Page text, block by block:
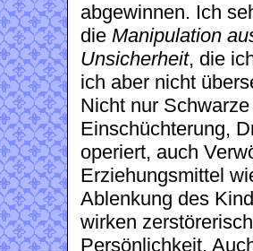
abgewinnen. Ich
die Manipulation
Unsicherheit, die
ich aber nicht
Nicht nur
Einschüchterung,
operiert, auch
Erziehungsmittel
Ablenkung des
wirken
Persönlichkeit.